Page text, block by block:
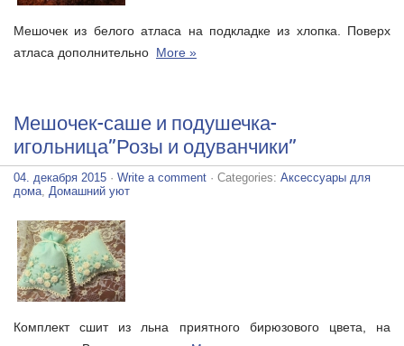
Мешочек из белого атласа на подкладке из хлопка. Поверх
атласа дополнительно More »
Мешочек-саше и подушечка-
игольница”Розы и одуванчики”
04. декабря 2015 · Write a comment · Categories: Аксессуары для
дома Домашний уют
Комплект сшит из льна приятного бирюзового цвета, на